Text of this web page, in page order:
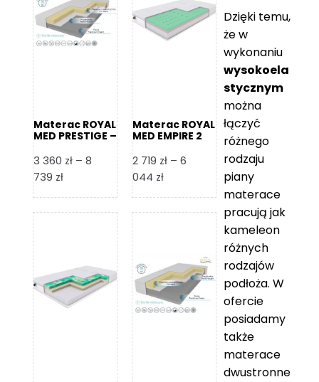
7
000 zł
8
865 zł
Materac ROYAL
MED PRESTIGE –
3 360 zł – 8
739 złZakres
od
8
739 zł
Materac ROYAL
MED EMPIRE 2
2 719 zł – 6
044 złZakres
od
6
044 zł
Dzięki temu,
że w
wykonaniu
wysokoela
stycznym
można
łączyć
różnego
rodzaju
piany
materace
pracują jak
kameleon
różnych
rodzajów
podłoża. W
ofercie
posiadamy
także
materace
dwustronne